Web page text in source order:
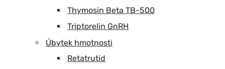
Thymosin Beta TB-500
Triptorelin GnRH
Úbytek hmotnosti
Retatrutid